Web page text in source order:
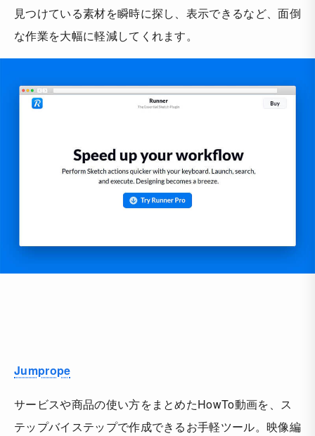
見つけている素材を瞬時に探し、表示できるなど、面倒
な作業を大幅に軽減してくれます。
Jumprope
サービスや商品の使い方をまとめたHowTo動画を、ス
テップバイステップで作成できるお手軽ツール。映像編